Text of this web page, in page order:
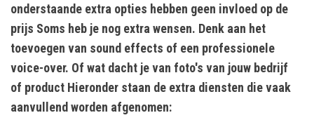
onderstaande extra opties hebben geen invloed op de
prijs Soms heb je nog extra wensen. Denk aan het
toevoegen van sound effects of een professionele
voice-over. Of wat dacht je van foto's van jouw bedrijf
of product Hieronder staan de extra diensten die vaak
aanvullend worden afgenomen: